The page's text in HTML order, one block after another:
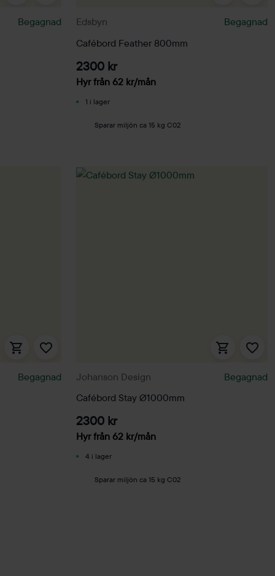
Begagnad
Edsbyn
Begagnad
Cafébord Feather 800mm
2300 kr
Hyr från 62 kr/mån
1 i lager
Sparar miljön ca 15 kg C02
Begagnad
Johanson Design
Begagnad
Cafébord Stay Ø1000mm
2300 kr
Hyr från 62 kr/mån
4 i lager
Sparar miljön ca 15 kg C02